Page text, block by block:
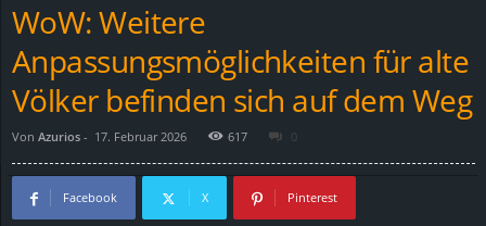
WoW: Weitere
Anpassungsmöglichkeiten für alte
Völker befinden sich auf dem Weg
Von Azurios - 17. Februar 2026 617 0
Facebook X Pinterest